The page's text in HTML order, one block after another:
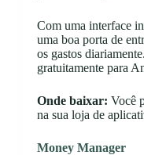
Com uma interface
uma boa porta de
os gastos
gratuitamente para
Onde baixar: Você
na sua loja de
Money Manager